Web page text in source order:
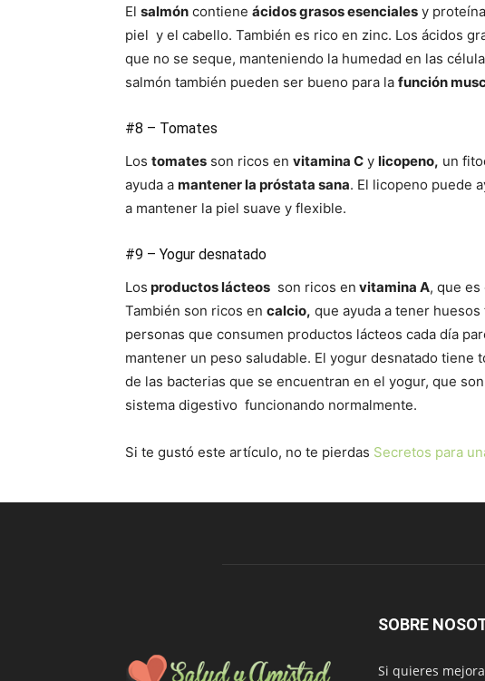
El salmón contiene ácidos grasos esenciales y
piel y el cabello. También es rico en zinc. Los ácidos
que no se seque, manteniendo la humedad en las
salmón también pueden ser bueno para la función
#8 – Tomates
Los tomates son ricos en vitamina C y licopeno, un
ayuda a mantener la próstata sana. El licopeno puede
a mantener la piel suave y flexible.
#9 – Yogur desnatado
Los productos lácteos son ricos en vitamina A, que
También son ricos en calcio, que ayuda a tener
personas que consumen productos lácteos cada día
mantener un peso saludable. El yogur desnatado tiene
de las bacterias que se encuentran en el yogur, que
sistema digestivo funcionando normalmente.
Si te gustó este artículo, no te pierdas Secretos para
SOBRE
Si quieres